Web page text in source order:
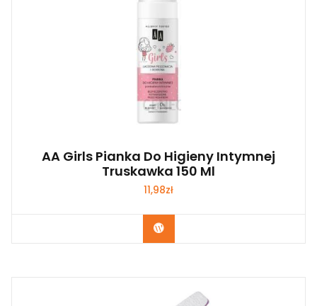
AA Girls Pianka Do Higieny Intymnej
Truskawka 150 Ml
11,98zł
Zobacz